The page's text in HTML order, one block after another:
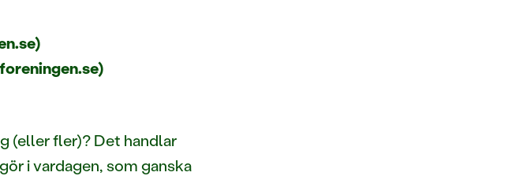
(eller fler)? Det handlar
i vardagen, som ganska